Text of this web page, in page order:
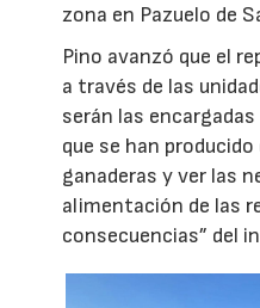
zona en Pazuelo de
Pino avanzó que el
a través de las
serán las
que se han
ganaderas y ver las
alimentación de las
consecuencias” del